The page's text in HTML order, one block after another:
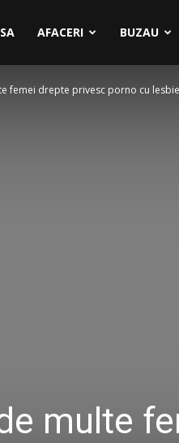
AFACERI BUZAU
femei drepte privesc porno cu
multe